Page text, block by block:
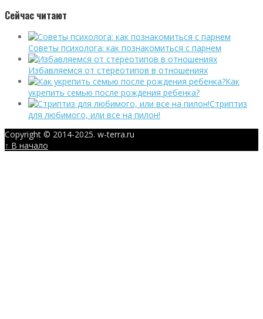
Сейчас читают
Советы психолога: как познакомиться с парнем
Избавляемся от стереотипов в отношениях
Как
укрепить семью после рождения ребенка?
Стриптиз
для любимого, или все на пилон!
Copyright © 2014-2025. w-terra.ru
↑ В начало